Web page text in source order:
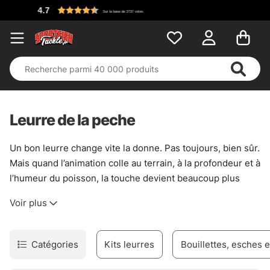
Leurre de la peche
Un bon leurre change vite la donne. Pas toujours, bien sûr.
Mais quand l’animation colle au terrain, à la profondeur et à
l’humeur du poisson, la touche devient beaucoup plus
pour couvrir les cas les plus courants : brochet embusqué
sandre qui demande une présentation plus propre.
Les leurres durs ont chacun leur langage. Les
jerkbaits
Voir plus
Catégories Kits leurres Bouillettes, esches